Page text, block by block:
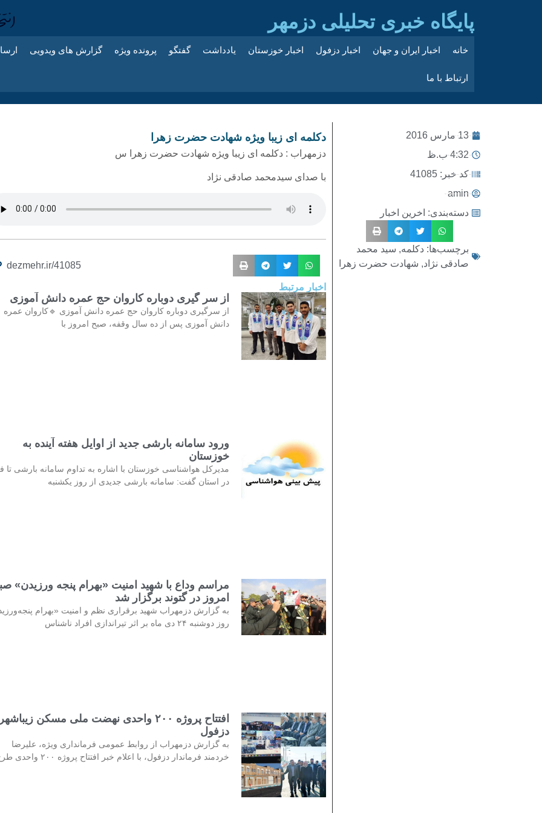
پایگاه خبری تحلیلی دزمهر
خانه اخبار ایران و جهان اخبار دزفول اخبار خوزستان یادداشت گفتگو پرونده ویژه گزارش های ویدویی
ارتباط با ما
13 مارس 2016
4:32 ب.ظ
کد خبر: 41085
amin
دسته‌بندی: اخرین اخبار
برچسب‌ها: دکلمه, سید محمد
صادقی نژاد, شهادت حضرت زهرا
دکلمه ای زیبا ویژه شهادت حضرت زهرا
دزمهراب : دکلمه ای زیبا ویژه شهادت حضرت زهرا س
با صدای سیدمحمد صادقی نژاد
dezmehr.ir/41085
اخبار مرتبط
از سر گیری دوباره کاروان حج عمره دانش آموزی
از سرگیری دوباره کاروان حج عمره دانش آموزی 🔹کاروان عمره
دانش آموزی پس از ده سال وقفه، صبح امروز با
ورود سامانه بارشی جدید از اوایل هفته آینده به
خوزستان
مدیرکل هواشناسی خوزستان با اشاره به تداوم سامانه بارشی تا
در استان گفت: سامانه بارشی جدیدی از روز یکشنبه
مراسم وداع با شهید امنیت «بهرام پنجه ورزیدن»
امروز در گتوند برگزار شد
به گزارش دزمهراب شهید برقراری نظم و امنیت «بهرام
روز دوشنبه ۲۴ دی ماه بر اثر تیراندازی افراد ناشناس
افتتاح پروژه ۲۰۰ واحدی نهضت ملی مسکن
دزفول
به گزارش دزمهراب از روابط عمومی فرمانداری ویژه، علیرضا
خردمند فرماندار دزفول، با اعلام خبر افتتاح پروژه ۲۰۰ واحدی طرح